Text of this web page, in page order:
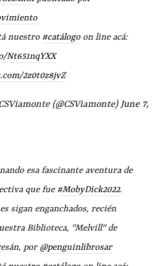
nuestro #catálogoon line acá:
2z0t0z8jvZ
(@CSViamonte) June 7,
esa fascinante aventura de
que fue #MobyDick2022.
sigan enganchados, recién
Biblioteca, "Melvill" de
por @penguinlibrosar